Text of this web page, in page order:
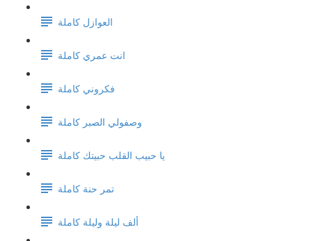
العوازل كاملة
انت عمري كاملة
فكروني كاملة
وصفولي الصبر كاملة
يا حبيب القلب حبيتك كاملة
تمر حنة كاملة
ألف ليلة وليلة كاملة